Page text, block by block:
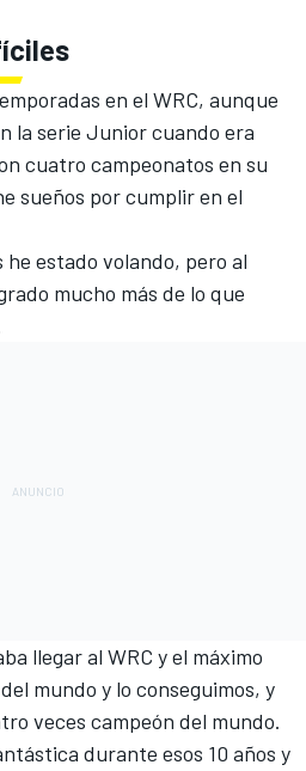
en el WRC, aunque
la serie Junior cuando era
cuatro campeonatos en su
sueños por cumplir en el
he estado volando, pero al
mucho más de lo que
llegar al WRC y el máximo
mundo y lo conseguimos, y
veces campeón del mundo.
durante esos 10 años y